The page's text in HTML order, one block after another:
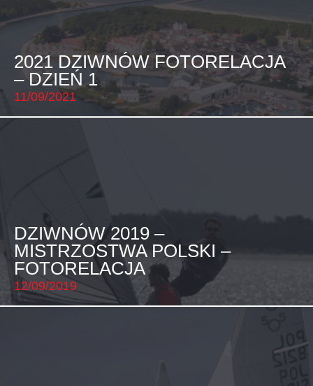
2021 DZIWNÓW FOTORELACJA
– DZIEŃ 1
11/09/2021
DZIWNÓW 2019 –
MISTRZOSTWA POLSKI –
FOTORELACJA
12/09/2019